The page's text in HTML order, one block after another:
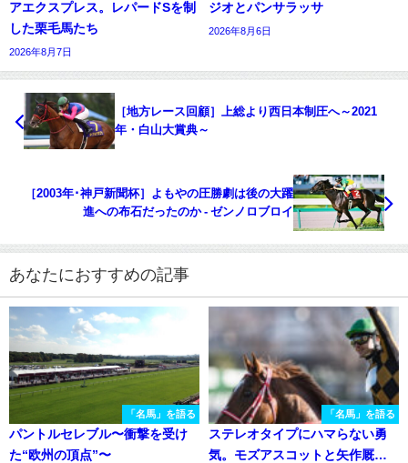
アエクスプレス。レパードSを制
した栗毛馬たち
2026年8月7日
ジオとパンサラッサ
2026年8月6日
［地方レース回顧］上総より西日本制圧へ～2021
年・白山大賞典～
［2003年･神戸新聞杯］よもやの圧勝劇は後の大躍
進への布石だったのか - ゼンノロブロイ
あなたにおすすめの記事
「名馬」を語る
パントルセレブル〜衝撃を受け
た“欧州の頂点”〜
「名馬」を語る
ステレオタイプにハマらない勇
気。モズアスコットと矢作厩舎